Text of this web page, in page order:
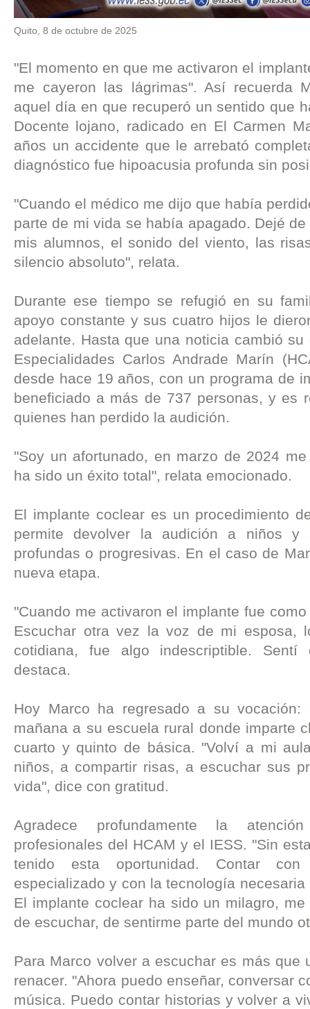
Quito, 8 de octubre de 2025
"El momento en que me activaron el
me cayeron las lágrimas". Así recuerda
aquel día en que recuperó un sentido que
Docente lojano, radicado en El Carmen
años un accidente que le arrebató
diagnóstico fue hipoacusia profunda sin
"Cuando el médico me dijo que había
parte de mi vida se había apagado. Dejé
mis alumnos, el sonido del viento, las
silencio absoluto", relata.
Durante ese tiempo se refugió en su
apoyo constante y sus cuatro hijos le
adelante. Hasta que una noticia cambió
Especialidades Carlos Andrade Marín
desde hace 19 años, con un programa de
beneficiado a más de 737 personas, y es
quienes han perdido la audición.
"Soy un afortunado, en marzo de 2024
ha sido un éxito total", relata emocionado.
El implante coclear es un procedimiento
permite devolver la audición a niños y
profundas o progresivas. En el caso de
nueva etapa.
"Cuando me activaron el implante fue
Escuchar otra vez la voz de mi esposa,
cotidiana, fue algo indescriptible.
destaca.
Hoy Marco ha regresado a su vocación:
mañana a su escuela rural donde imparte
cuarto y quinto de básica. "Volví a mi
niños, a compartir risas, a escuchar sus
vida", dice con gratitud.
Agradece profundamente la
profesionales del HCAM y el IESS. "Sin
tenido esta oportunidad. Contar
especializado y con la tecnología
El implante coclear ha sido un milagro,
de escuchar, de sentirme parte del mundo
Para Marco volver a escuchar es más que
renacer. "Ahora puedo enseñar, conversar
música. Puedo contar historias y volver a